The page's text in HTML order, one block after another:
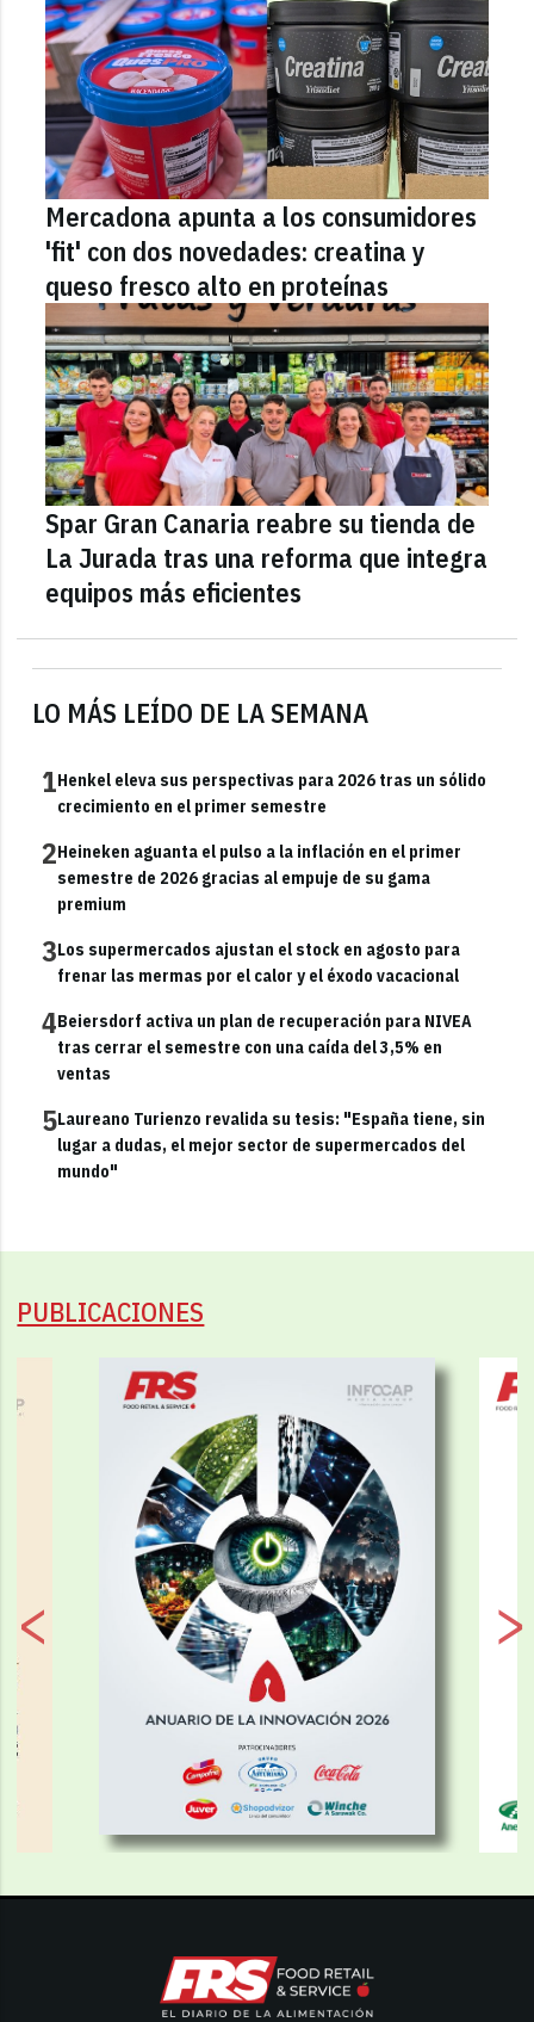
LO MÁS LEÍDO DE LA SEMANA
1Henkel eleva sus perspectivas para 2026 tras un sólido
crecimiento en el primer semestre
2Heineken aguanta el pulso a la inflación en el primer
semestre de 2026 gracias al empuje de su gama
premium
3Los supermercados ajustan el stock en agosto para
frenar las mermas por el calor y el éxodo vacacional
4Beiersdorf activa un plan de recuperación para NIVEA
tras cerrar el semestre con una caída del 3,5% en
ventas
5Laureano Turienzo revalida su tesis: "España tiene, sin
lugar a dudas, el mejor sector de supermercados del
mundo"
Mercadona apunta a los consumidores
'fit' con dos novedades: creatina y
queso fresco alto en proteínas
Spar Gran Canaria reabre su tienda de
La Jurada tras una reforma que integra
equipos más eficientes
PUBLICACIONES